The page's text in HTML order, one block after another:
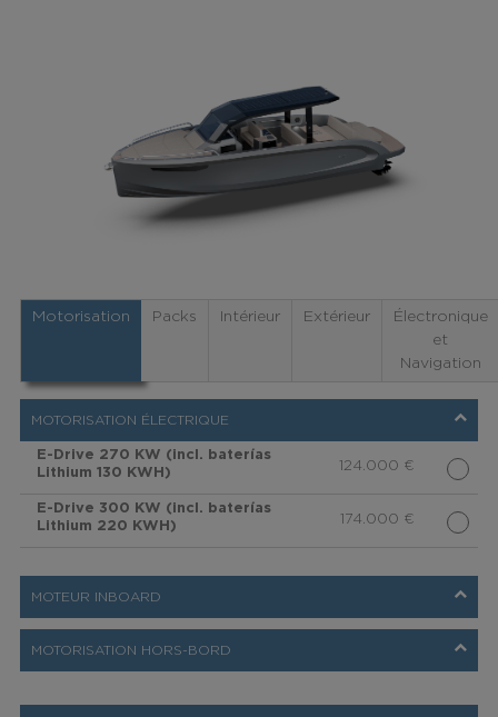
Motorisation Packs Intérieur Extérieur
Électronique
et
Navigation
MOTORISATION ÉLECTRIQUE
E-Drive 270 KW (incl. baterías
Lithium 130 KWH)
124.000 €
E-Drive 300 KW (incl. baterías
Lithium 220 KWH)
174.000 €
MOTEUR INBOARD
MOTORISATION HORS-BORD